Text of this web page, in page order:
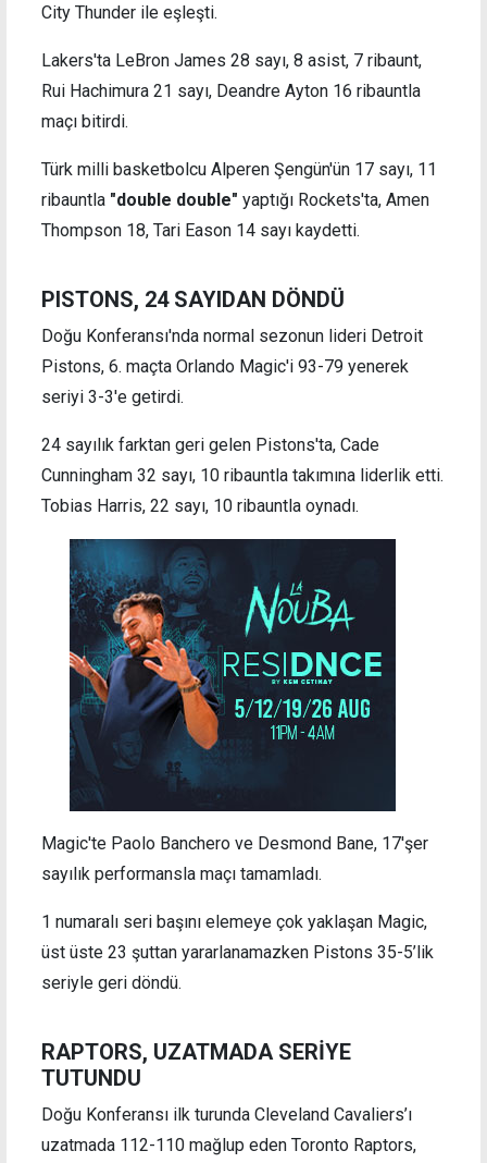
City Thunder ile eşleşti.
Lakers'ta LeBron James 28 sayı, 8 asist, 7 ribaunt,
Rui Hachimura 21 sayı, Deandre Ayton 16 ribauntla
maçı bitirdi.
Türk milli basketbolcu Alperen Şengün'ün 17 sayı, 11
ribauntla "double double" yaptığı Rockets'ta, Amen
Thompson 18, Tari Eason 14 sayı kaydetti.
PISTONS, 24 SAYIDAN DÖNDÜ
Doğu Konferansı'nda normal sezonun lideri Detroit
Pistons, 6. maçta Orlando Magic'i 93-79 yenerek
seriyi 3-3'e getirdi.
24 sayılık farktan geri gelen Pistons'ta, Cade
Cunningham 32 sayı, 10 ribauntla takımına liderlik etti.
Tobias Harris, 22 sayı, 10 ribauntla oynadı.
Magic'te Paolo Banchero ve Desmond Bane, 17'şer
sayılık performansla maçı tamamladı.
1 numaralı seri başını elemeye çok yaklaşan Magic,
üst üste 23 şuttan yararlanamazken Pistons 35-5’lik
seriyle geri döndü.
RAPTORS, UZATMADA SERİYE
TUTUNDU
Doğu Konferansı ilk turunda Cleveland Cavaliers’ı
uzatmada 112-110 mağlup eden Toronto Raptors,